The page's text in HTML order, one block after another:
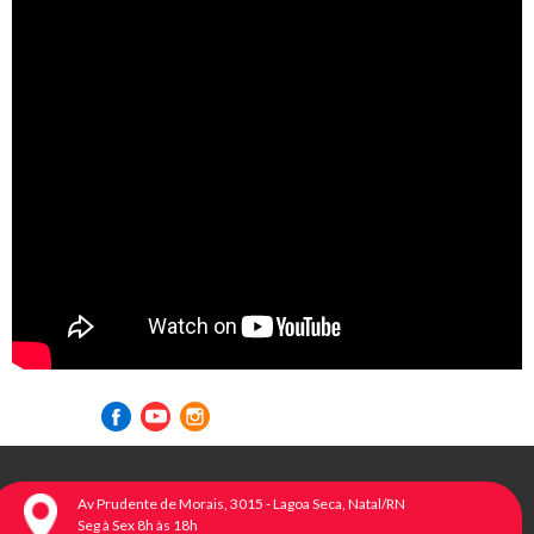
Av Prudente de Morais, 3015 - Lagoa Seca, Natal/RN
Seg à Sex 8h às 18h